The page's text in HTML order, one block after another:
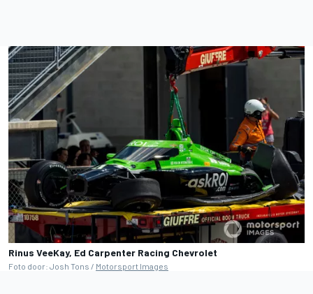
Rinus VeeKay, Ed Carpenter Racing Chevrolet
Foto door: Josh Tons / Motorsport Images